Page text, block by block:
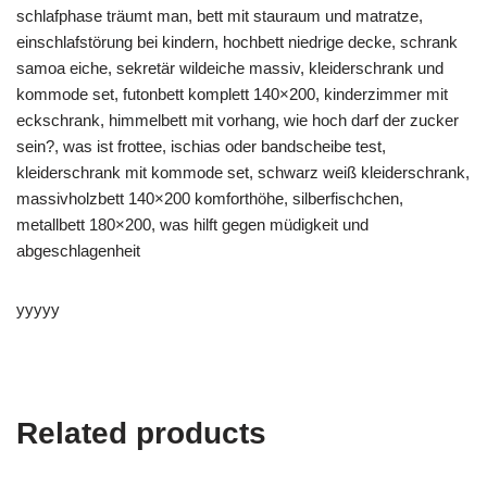
schlafphase träumt man, bett mit stauraum und matratze,
einschlafstörung bei kindern, hochbett niedrige decke, schrank
samoa eiche, sekretär wildeiche massiv, kleiderschrank und
kommode set, futonbett komplett 140×200, kinderzimmer mit
eckschrank, himmelbett mit vorhang, wie hoch darf der zucker
sein?, was ist frottee, ischias oder bandscheibe test,
kleiderschrank mit kommode set, schwarz weiß kleiderschrank,
massivholzbett 140×200 komforthöhe, silberfischchen,
metallbett 180×200, was hilft gegen müdigkeit und
abgeschlagenheit
yyyyy
Related products